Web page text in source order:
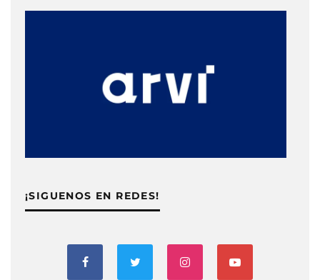
¡SIGUENOS EN REDES!